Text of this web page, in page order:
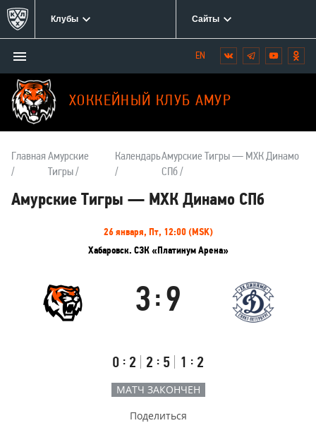
Клубы Сайты
ХОККЕЙНЫЙ КЛУБ АМУР
Открыть/
закрыть
меню
Мы
в
социальных
сетях:
Вконтакте
Telegram
YouTube
Главная Амурские
Тигры
КалендарьАмурские Тигры — МХК Динамо
СПб
Амурские Тигры — МХК Динамо СПб
26 января, Пт, 12:00 (MSK)
Хабаровск. СЗК «Платинум Арена»
Амурские
Тигры
3 : 9
Первый
тайм
0 : 2
Второй
тайм
2 : 5
Третий
тайм
1 : 2
МХК
Динамо
СПб
МАТЧ ЗАКОНЧЕН
Поделиться